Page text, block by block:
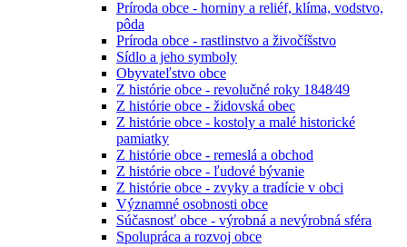
Príroda obce - horniny a reliéf, klíma, vodstvo,
pôda
Príroda obce - rastlinstvo a živočíšstvo
Sídlo a jeho symboly
Obyvateľstvo obce
Z histórie obce - revolučné roky 1848⁄49
Z histórie obce - židovská obec
Z histórie obce - kostoly a malé historické
pamiatky
Z histórie obce - remeslá a obchod
Z histórie obce - ľudové bývanie
Z histórie obce - zvyky a tradície v obci
Významné osobnosti obce
Súčasnosť obce - výrobná a nevýrobná sféra
Spolupráca a rozvoj obce